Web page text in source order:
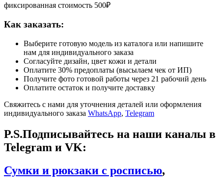
фиксированная стоимость 500₽
Как заказать:
Выберите готовую модель из каталога или напишите
нам для индивидуального заказа
Согласуйте дизайн, цвет кожи и детали
Оплатите 30% предоплаты (высылаем чек от ИП)
Получите фото готовой работы через 21 рабочий день
Оплатите остаток и получите доставку
Свяжитесь с нами для уточнения деталей или оформления
индивидуального заказа WhatsApp, Telegram
P.S.Подписывайтесь на наши каналы в
Telegram и VK:
Сумки и рюкзаки с росписью,